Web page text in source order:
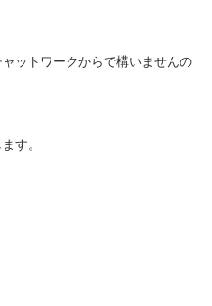
ットワークからで構いませんの
す。